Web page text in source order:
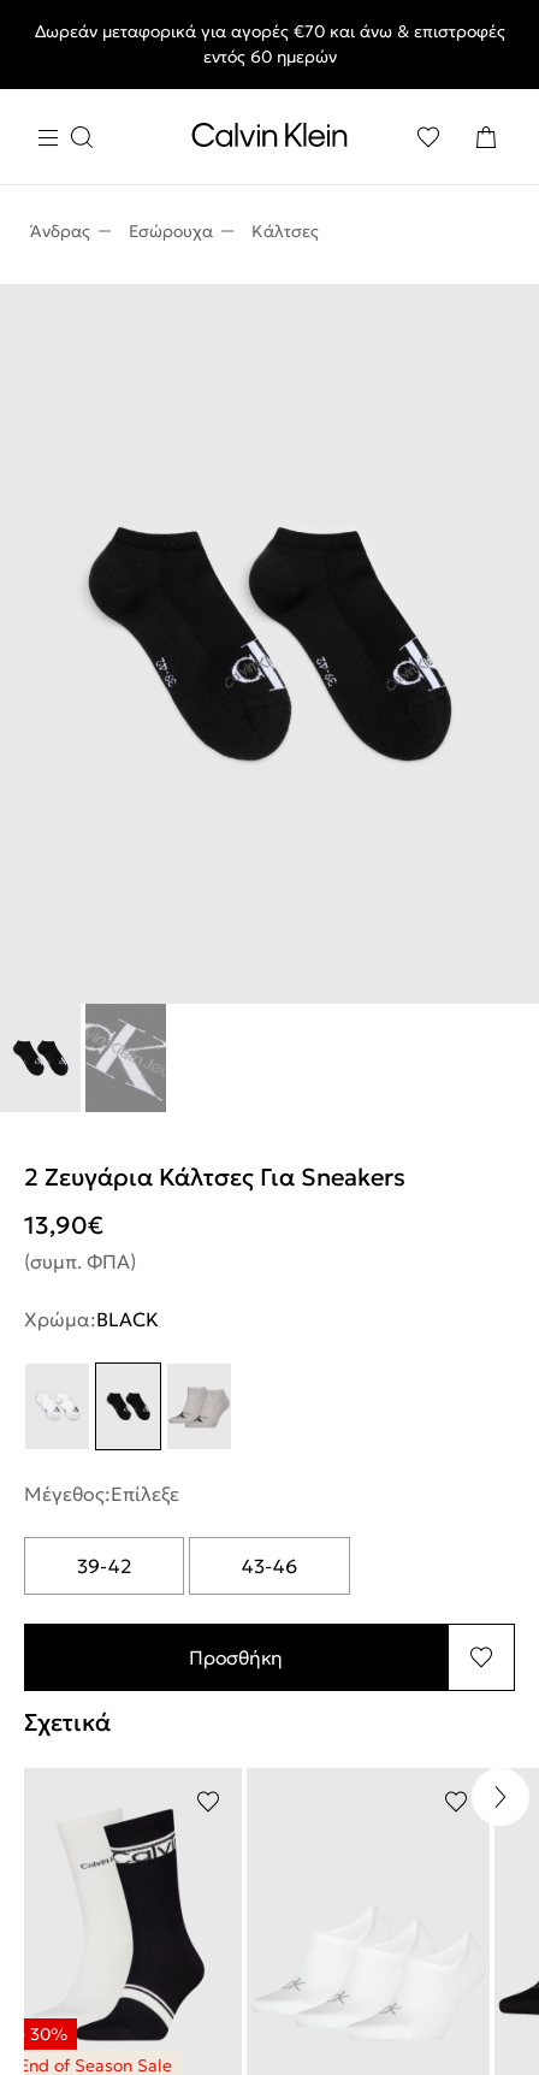
End of Season Sale: Αγαπημένα styles, στις τιμές που θες.
Δωρεάν μεταφορικά για αγορές €70 και άνω & επιστροφές
εντός 60 ημερών
Άνδρας Εσώρουχα Κάλτσες
2 Ζευγάρια Κάλτσες Για Sneakers
13,90€
(συμπ. ΦΠΑ)
Χρώμα:BLACK
Μέγεθος:Επίλεξε
39-42 43-46
Προσθήκη
Σχετικά